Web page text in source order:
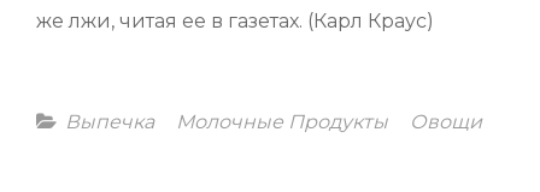
же лжи, читая ее в газетах. (Карл Краус)
Categories
Выпечка Молочные Продукты Овощи